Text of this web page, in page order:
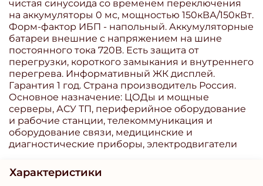
чистая синусоида со временем переключения
на аккумуляторы 0 мс, мощностью 150кВА/150кВт.
Форм-фактор ИБП - напольный. Аккумуляторные
батареи внешние с напряжением на шине
постоянного тока 720В. Есть защита от
перегрузки, короткого замыкания и внутреннего
перегрева. Информативный ЖК дисплей.
Гарантия 1 год. Страна производитель Россия.
Основное назначение: ЦОДы и мощные
серверы, АСУ ТП, периферийное оборудование
и рабочие станции, телекоммуникация и
оборудование связи, медицинские и
диагностические приборы, электродвигатели
Характеристики